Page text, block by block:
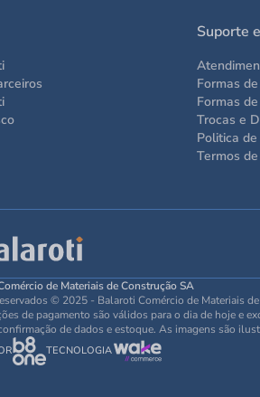
Suporte
Formas
Formas
Trocas e
Politica
Termos
de Materiais de Construção SA
© 2025 - Balaroti Comércio de Materiais
de pagamento são válidos para o dia de hoje e
de dados e estoque. As imagens são
TECNOLOGIA